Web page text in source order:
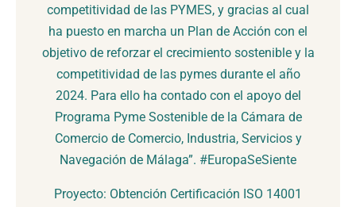
competitividad de las PYMES, y gracias al cual
ha puesto en marcha un Plan de Acción con el
objetivo de reforzar el crecimiento sostenible y la
competitividad de las pymes durante el año
2024. Para ello ha contado con el apoyo del
Programa Pyme Sostenible de la Cámara de
Comercio de Comercio, Industria, Servicios y
Navegación de Málaga”. #EuropaSeSiente
Proyecto: Obtención Certificación ISO 14001